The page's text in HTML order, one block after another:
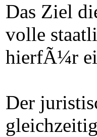
Das Ziel
volle
hierfÃ¼r
Der